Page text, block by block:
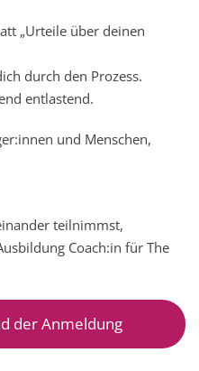
„Urteile über deinen
durch den Prozess.
entlastend.
und Menschen,
teilnimmst,
Coach:in für The
der Anmeldung